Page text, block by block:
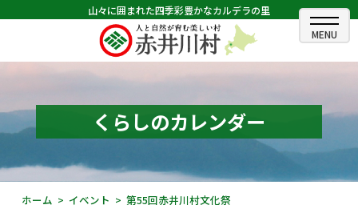
山々に囲まれた四季彩豊かなカルデラの里
ホーム
むらのできごと
むらのプロフィール
くらしの情報
くらしのカレンダー
ホーム イベント 第55回赤井川村文化祭